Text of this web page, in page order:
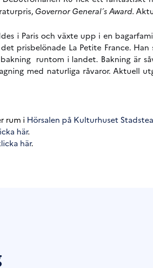
Governor General´s Award.
i Paris och växte upp i en
prisbelönade La Petite France.
runtom i landet. Bakning är
med naturliga råvaror. Aktuell
rum i Hörsalen på Kulturhuset
här.
här.